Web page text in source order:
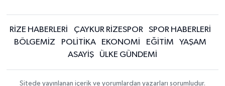
RİZE HABERLERİ ÇAYKUR RİZESPOR
SPOR HABERLERİ
BÖLGEMİZ
POLİTİKA EKONOMİ EĞİTİM
YAŞAM
ASAYİŞ
ÜLKE GÜNDEMİ
Sitede yayınlanan içerik ve yorumlardan yazarları sorumludur.